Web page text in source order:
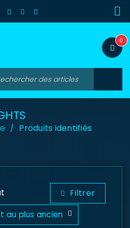
0
/ Produits identifiés
Filtrer
au plus ancien